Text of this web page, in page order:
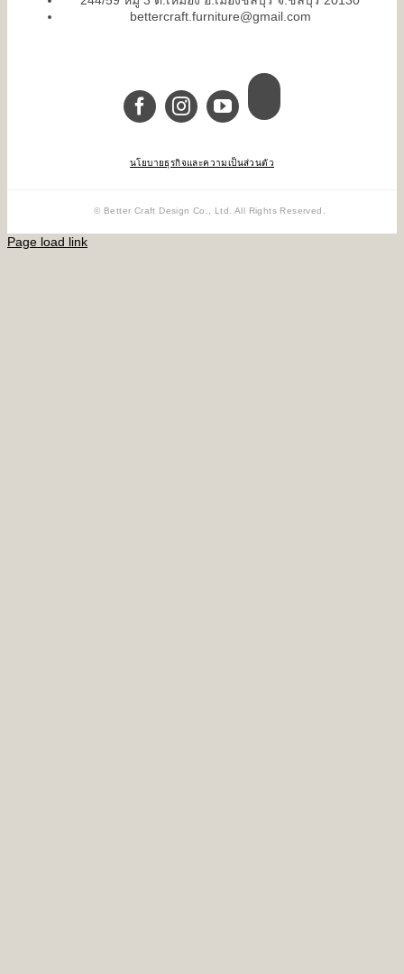
bettercraft.furniture@gmail.com
นโยบายธุรกิจและความเป็นส่วนตัว
© Better Craft Design Co., Ltd. All Rights Reserved.
Page load link